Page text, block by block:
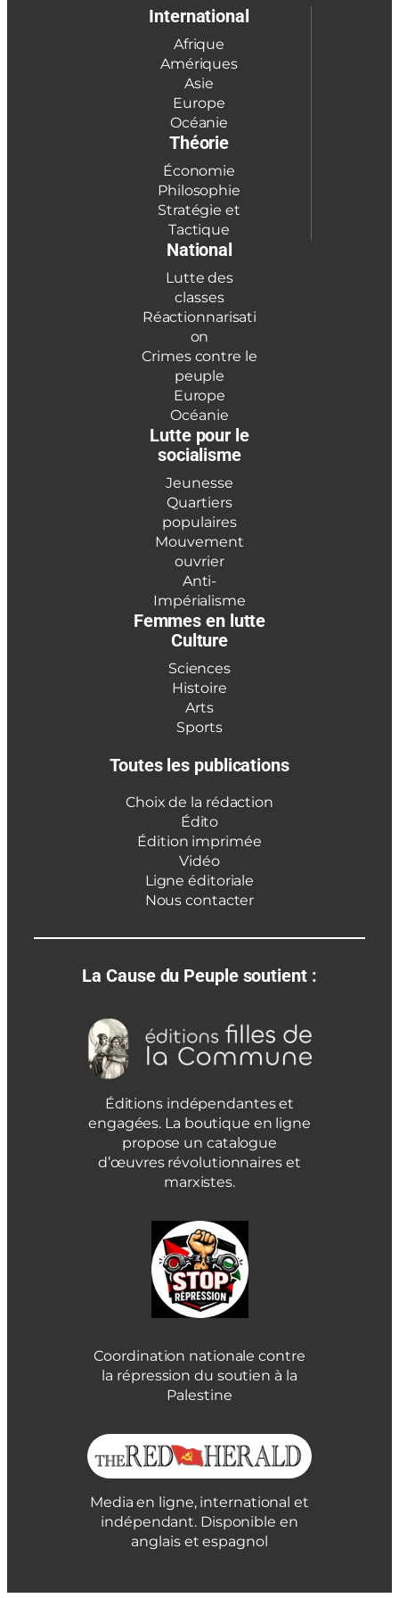
International
Afrique
Amériques
Asie
Europe
Océanie
Théorie
Économie
Philosophie
Stratégie et
Tactique
National
Lutte des
classes
Réactionnarisati
on
Crimes contre le
peuple
Europe
Océanie
Lutte pour le
socialisme
Jeunesse
Quartiers
populaires
Mouvement
ouvrier
Anti-
Impérialisme
Femmes en lutte
Culture
Sciences
Histoire
Arts
Sports
Toutes les publications
Choix de la rédaction
Édito
Édition imprimée
Vidéo
Ligne éditoriale
Nous contacter
La Cause du Peuple soutient :
Éditions indépendantes et
engagées. La boutique en ligne
propose un catalogue
d’œuvres révolutionnaires et
marxistes.
Coordination nationale contre
la répression du soutien à la
Palestine
Media en ligne, international et
indépendant. Disponible en
anglais et espagnol